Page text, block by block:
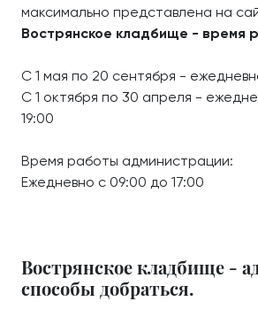
максимально представлена на
Вострянское кладбище - время
С 1 мая по 20 сентября -
С 1 октября по 30 апреля -
19:00
Время работы администрации:
Ежедневно с 09:00 до 17:00
Вострянское кладбище -
способы добраться.